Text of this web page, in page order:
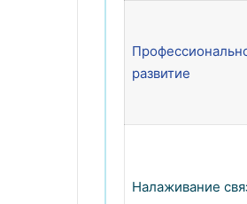
развитие
Налаживание